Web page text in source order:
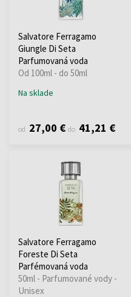
Salvatore Ferragamo
Giungle Di Seta
Parfumovaná voda
Od 100ml - do 50ml
Na sklade
od 27,00 € do 41,21 €
Salvatore Ferragamo
Foreste Di Seta
Parfémovaná voda
50ml - Parfumované vody -
Unisex